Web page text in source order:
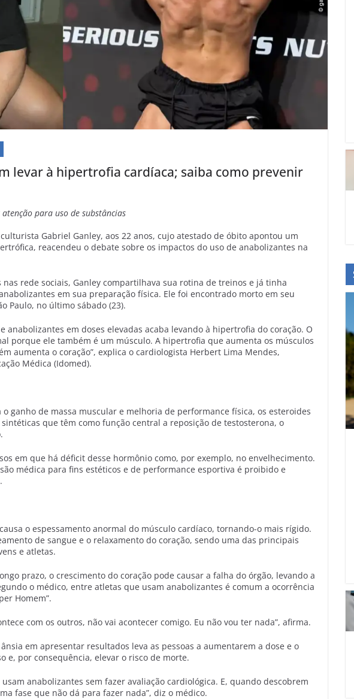
levar à hipertrofia cardíaca; saiba como prevenir
para uso de substâncias
Gabriel Ganley, aos 22 anos, cujo atestado de óbito apontou um
reacendeu o debate sobre os impactos do uso de anabolizantes na
nas rede sociais, Ganley compartilhava sua rotina de treinos e já tinha
em sua preparação física. Ele foi encontrado morto em seu
Paulo, no último sábado (23).
anabolizantes em doses elevadas acaba levando à hipertrofia do coração. O
porque ele também é um músculo. A hipertrofia que aumenta os músculos
aumenta o coração”, explica o cardiologista Herbert Lima Mendes,
Médica (Idomed).
o ganho de massa muscular e melhoria de performance física, os esteroides
sintéticas que têm como função central a reposição de testosterona, o
em que há déficit desse hormônio como, por exemplo, no envelhecimento.
médica para fins estéticos e de performance esportiva é proibido e
o espessamento anormal do músculo cardíaco, tornando-o mais rígido.
de sangue e o relaxamento do coração, sendo uma das principais
e atletas.
prazo, o crescimento do coração pode causar a falha do órgão, levando a
o médico, entre atletas que usam anabolizantes é comum a ocorrência
Homem”.
com os outros, não vai acontecer comigo. Eu não vou ter nada”, afirma.
em apresentar resultados leva as pessoas a aumentarem a dose e o
e, por consequência, elevar o risco de morte.
anabolizantes sem fazer avaliação cardiológica. E, quando descobrem
fase que não dá para fazer nada”, diz o médico.